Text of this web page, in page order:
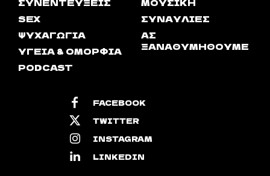
ΣΥΝΕΝΤΕΎΞΕΙΣ
SEX
ΨΥΧΑΓΩΓΊΑ
ΥΓΕΊΑ & ΟΜΟΡΦΙΆ
PODCAST
ΜΟΥΣΙΚΉ
ΣΥΝΑΥΛΊΕΣ
ΑΣ
ΞΑΝΑΘΥΜΗΘΟΎΜΕ
FACEBOOK
TWITTER
INSTAGRAM
LINKEDIN